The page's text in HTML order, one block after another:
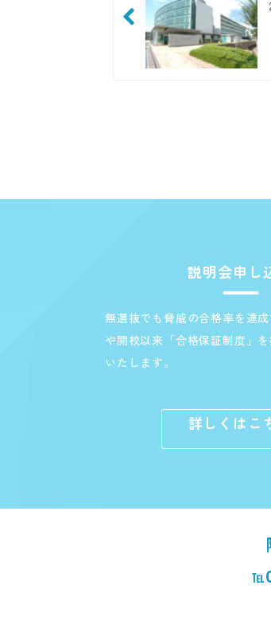
説明会申し
無選抜でも脅威の合格率を達成
や開校以来「合格保証制度」
いたします。
詳しくはこ
℡